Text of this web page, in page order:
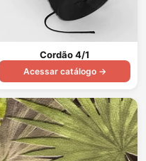
Cordão 4/1
Acessar catálogo →